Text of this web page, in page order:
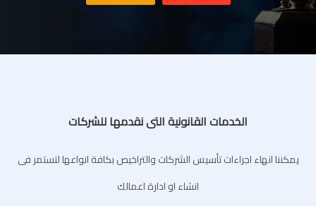
الخدمات القانونية التى نقدمها للشركات
يمكننا انهاء اجراءات تأسيس الشركات والتراخيص بكافة انواعها لتستمر فى
انشاء او ادارة اعمالك